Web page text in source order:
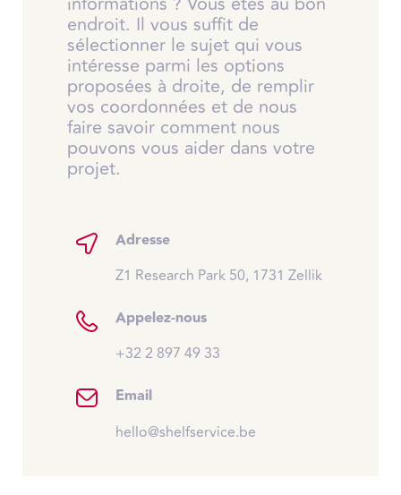
endroit. Il vous suffit de
sélectionner le sujet qui vous
intéresse parmi les options
proposées à droite, de remplir
vos coordonnées et de nous
faire savoir comment nous
pouvons vous aider dans votre
projet.
Adresse
Z1 Research Park 50, 1731 Zellik
Appelez-nous
+32 2 897 49 33
Email
hello@shelfservice.be